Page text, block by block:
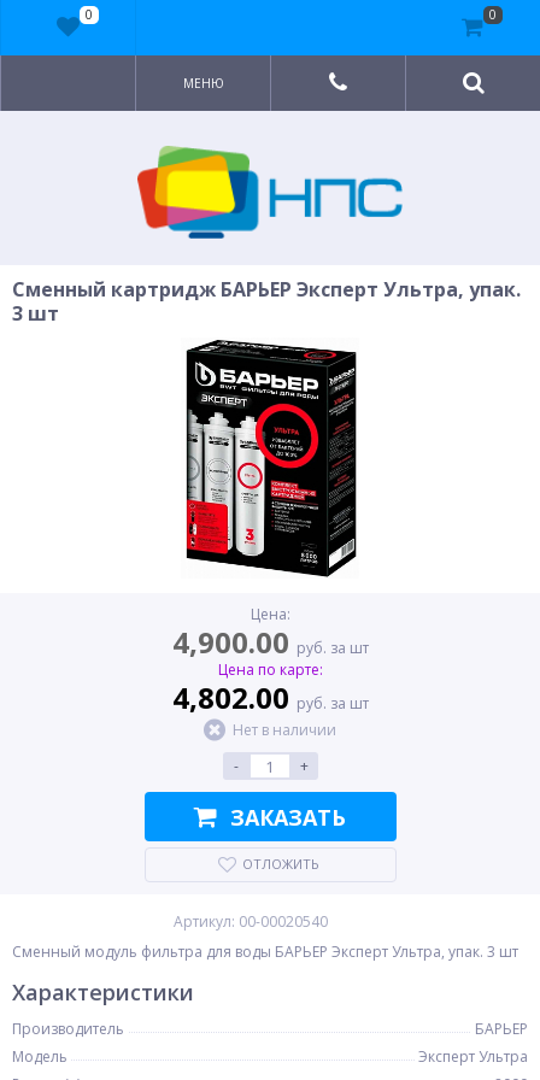
МЕНЮ
Сменный картридж БАРЬЕР Эксперт Ультра, упак.
3 шт
Цена:
4,900.00 руб. за шт
Цена по карте:
4,802.00 руб. за шт
Нет в наличии
-
+
ЗАКАЗАТЬ
ОТЛОЖИТЬ
Артикул: 00-00020540
Сменный модуль фильтра для воды БАРЬЕР Эксперт Ультра, упак. 3 шт
Характеристики
Производитель
БАРЬЕР
Модель
Эксперт Ультра
0 0